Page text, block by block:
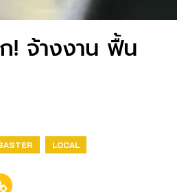
! จ้างงาน ฟื้น
LOCAL